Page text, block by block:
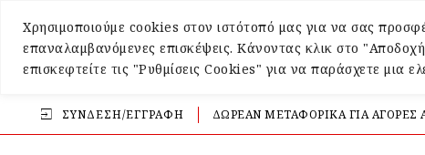
Χρησιμοποιούμε cookies στον ιστότοπό μας για να σας
επαναλαμβανόμενες επισκέψεις. Κάνοντας κλικ στο
επισκεφτείτε τις "Ρυθμίσεις Cookies" για να παράσχετε μια
ΣΎΝΔΕΣΗ/ΕΓΓΡΑΦΉ ΔΩΡΕΑΝ ΜΕΤΑΦΟΡΙΚΑ ΓΙΑ ΑΓΟΡΕΣ